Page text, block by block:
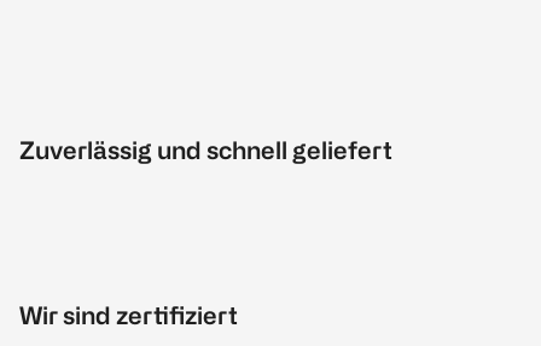
Zuverlässig und schnell geliefert
Wir sind zertifiziert